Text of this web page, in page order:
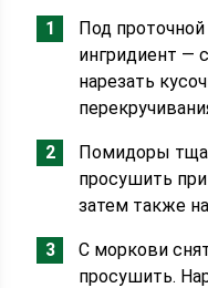
Под
ингридиент —
нарезать
Помидоры
просушить
затем также
С моркови
просушить.